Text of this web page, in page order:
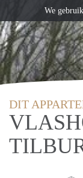
DIT
We